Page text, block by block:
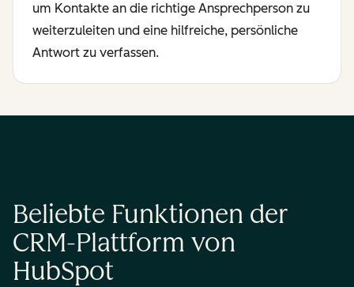
um Kontakte an die richtige Ansprechperson zu
weiterzuleiten und eine hilfreiche, persönliche
Antwort zu verfassen.
Beliebte Funktionen der
CRM-Plattform von
HubSpot